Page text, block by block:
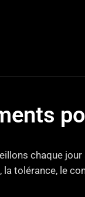
chaque
la tolérance, le